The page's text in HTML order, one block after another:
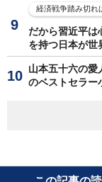
経済戦争踏み切れ
だから習近平
を持つ日本が
山本五十六の
のベストセラー